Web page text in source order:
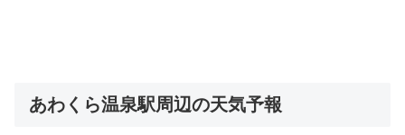
あわくら温泉駅周辺の天気予報